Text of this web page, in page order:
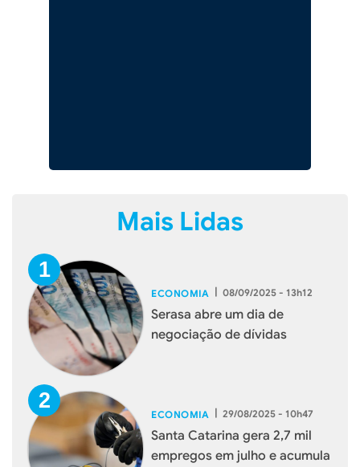
Mais Lidas
ECONOMIA | 08/09/2025 - 13h12
Serasa abre um dia de
negociação de dívidas
ECONOMIA | 29/08/2025 - 10h47
Santa Catarina gera 2,7 mil
empregos em julho e acumula